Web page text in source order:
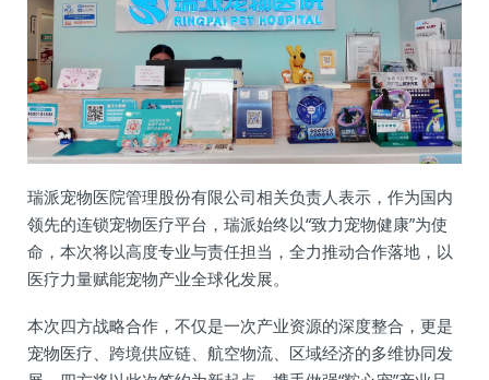
瑞派宠物医院管理股份有限公司相关负责人表示，作为国内
领先的连锁宠物医疗平台，瑞派始终以“致力宠物健康”为使
命，本次将以高度专业与责任担当，全力推动合作落地，以
医疗力量赋能宠物产业全球化发展。
本次四方战略合作，不仅是一次产业资源的深度整合，更是
宠物医疗、跨境供应链、航空物流、区域经济的多维协同发